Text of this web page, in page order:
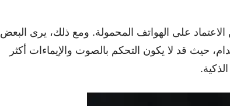
على الهواتف المحمولة. ومع ذلك، يرى البعض
حيث قد لا يكون التحكم بالصوت والإيماءات أكثر